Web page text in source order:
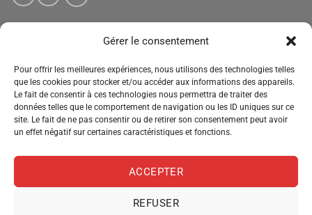
Gérer le consentement
Pour offrir les meilleures expériences, nous utilisons des technologies telles
que les cookies pour stocker et/ou accéder aux informations des appareils.
Le fait de consentir à ces technologies nous permettra de traiter des
données telles que le comportement de navigation ou les ID uniques sur ce
site. Le fait de ne pas consentir ou de retirer son consentement peut avoir
un effet négatif sur certaines caractéristiques et fonctions.
ACCEPTER
REFUSER
Tenez-vous informé des nouveautés, des offres spéciales
et des remises.